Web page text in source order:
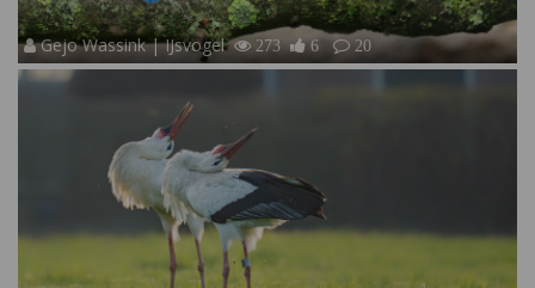
Gejo Wassink | IJsvogel 273 6 20